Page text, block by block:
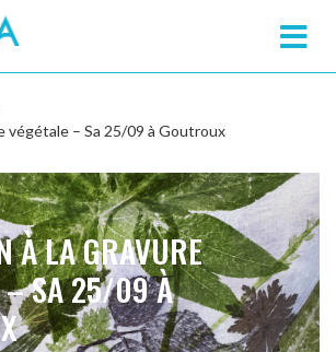
végétale – Sa 25/09 à Goutroux
À LA GRAVURE
– SA 25/09 À